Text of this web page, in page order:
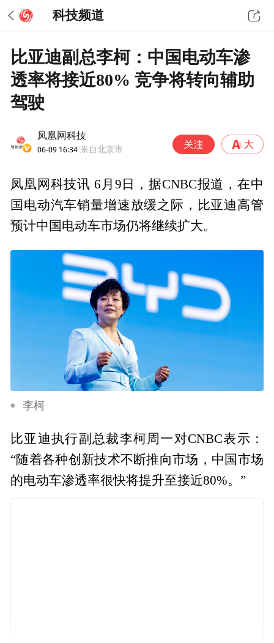
科技频道
比亚迪副总李柯：中国电动车渗
透率将接近80% 竞争将转向辅助
驾驶
凤凰网科技
06-09 16:34 来自北京市
凤凰网科技讯 6月9日，据CNBC报道，在中
国电动汽车销量增速放缓之际，比亚迪高管
预计中国电动车市场仍将继续扩大。
李柯
比亚迪执行副总裁李柯周一对CNBC表示：
“随着各种创新技术不断推向市场，中国市场
的电动车渗透率很快将提升至接近80%。”